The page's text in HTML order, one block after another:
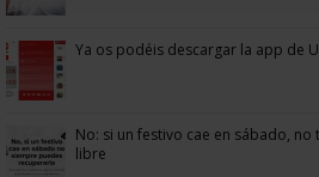
Ya os podéis descargar la app de
No: si un festivo cae en sábado,
libre